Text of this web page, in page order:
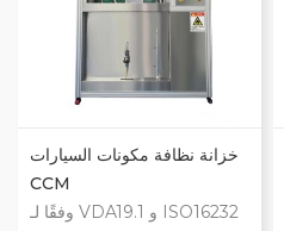
على تشغيل غرفة نظيفة من
الفئة 1000، وغرفة تشغيل من
خزانة نظافة مكونات السيارات
CCM
وفقًا لـ VDA19.1 و ISO16232